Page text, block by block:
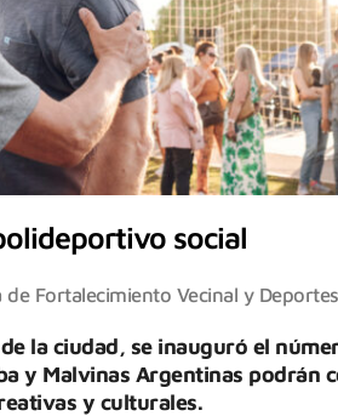
social
de Fortalecimiento Vecinal y Deportes
la ciudad, se inauguró el
y Malvinas Argentinas podrán
y culturales.